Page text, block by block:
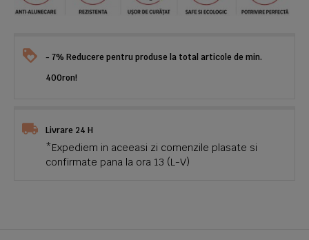
- 7% Reducere pentru produse la total articole de min.
400ron!
Livrare 24 H
*Expediem in aceeasi zi comenzile plasate si
confirmate pana la ora 13 (L-V)